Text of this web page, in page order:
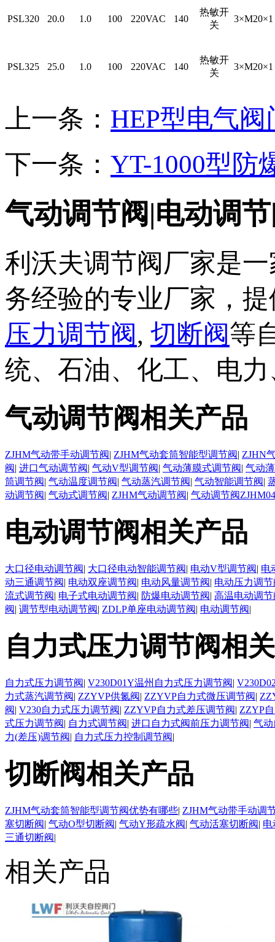
PSL320 20.0 1.0 100 220VAC 140
热敏开
关
3×M20×1
PSL325 25.0 1.0 100 220VAC 140
热敏开
关
3×M20×1
上一条： HEP型电气
下一条： YT-1000型防
气动调节阀|电动调
利沃夫调节阀厂家是
务经验的专业厂家，
压力调节阀, 切断阀等
统、石油、化工、电
气动调节阀相关产品
ZJHM气动带手动调节阀| ZJHM气动套筒智能型调节阀| ZJHN
阀| 进口气动调节阀| 气动V型调节阀| 气动薄膜式调节阀| 气动
筒调节阀| 气动温度调节阀| 气动蒸汽调节阀| 气动智能调节阀|
动调节阀| 气动式调节阀| ZJHM气动调节阀| 气动调节阀ZJHM04
电动调节阀相关产品
大口径电动调节阀| 大口径电动智能调节阀| 电动V型调节阀| 电
动三通调节阀| 电动双座调节阀| 电动风量调节阀| 电动压力调节
流式调节阀| 电子式电动调节阀| 防爆电动调节阀| 高温电动调节
阀| 调节型电动调节阀| ZDLP单座电动调节阀| 电动调节阀|
自力式压力调节阀相
自力式压力调节阀| V230D01Y温州自力式压力调节阀|
力式蒸汽调节阀| ZZYVP供氮阀| ZZYVP自力式微压调节阀|
阀| V230自力式压力调节阀| ZZYVP自力式差压调节阀| ZZYP
式压力调节阀| 自力式调节阀| 进口自力式阀前压力调节阀| 气
力(差压)调节阀| 自力式压力控制调节阀|
切断阀相关产品
ZJHM气动套筒智能型调节阀优势有哪些| ZJHM气动带手动调
塞切断阀| 气动O型切断阀| 气动Y形疏水阀| 气动活塞切断阀| 电
三通切断阀|
相关产品